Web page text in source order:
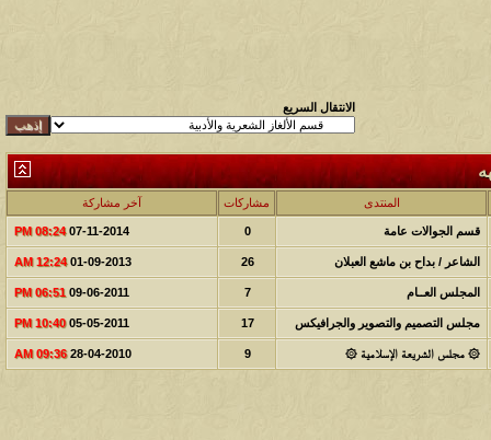
الانتقال السريع
المنتدى مشاركات آخر مشاركة
قسم الجوالات عامة 0
07-11-2014
08:24 PM
الشاعر / بداح بن ماشع العبلان 26
01-09-2013
12:24 AM
المجلس العــام 7
09-06-2011
06:51 PM
مجلس التصميم والتصوير والجرافيكس 17
05-05-2011
10:40 PM
۞ مجلس الشريعة الإسلامية ۞ 9
28-04-2010
09:36 AM